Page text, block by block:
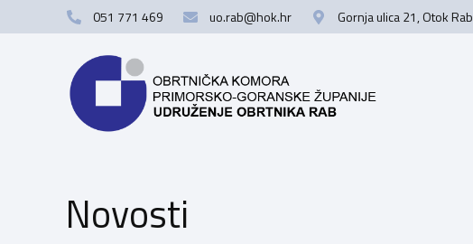
051 771 469 uo.rab@hok.hr Gornja ulica 21, Otok Rab
Novosti